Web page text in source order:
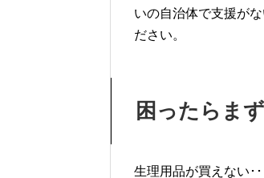
いの自治体で支援が
ださい。
困ったらま
生理用品が買えない･